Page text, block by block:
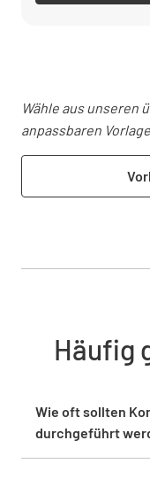
Wähle aus unseren
anpassbaren
Häufig
Wie oft sollten
durchgeführt